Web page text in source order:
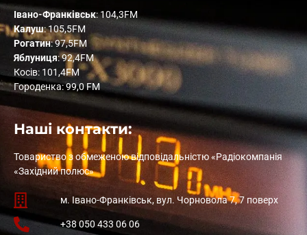
Івано-Франківськ: 104,3FM
Калуш: 105,5FM
Рогатин: 97,5FM
Яблуниця: 92,4FM
Косів: 101,4FM
Городенка: 99,0 FM
Наші контакти:
Товариство з обмеженою відповідальністю «Радіокомпанія
«Західний полюс»
м. Івано-Франківськ, вул. Чорновола 7, 7 поверх
+38 050 433 06 06